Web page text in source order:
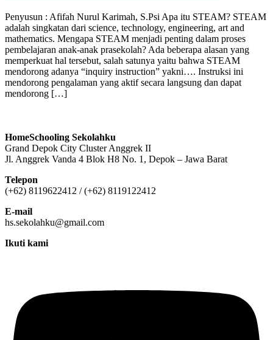
Penyusun : Afifah Nurul Karimah, S.Psi Apa itu STEAM? STEAM
adalah singkatan dari science, technology, engineering, art and
mathematics. Mengapa STEAM menjadi penting dalam proses
pembelajaran anak-anak prasekolah? Ada beberapa alasan yang
memperkuat hal tersebut, salah satunya yaitu bahwa STEAM
mendorong adanya “inquiry instruction” yakni…. Instruksi ini
mendorong pengalaman yang aktif secara langsung dan dapat
mendorong […]
HomeSchooling Sekolahku
Grand Depok City Cluster Anggrek II
Jl. Anggrek Vanda 4 Blok H8 No. 1, Depok – Jawa Barat
Telepon
(+62) 8119622412 / (+62) 8119122412
E-mail
hs.sekolahku@gmail.com
Ikuti kami